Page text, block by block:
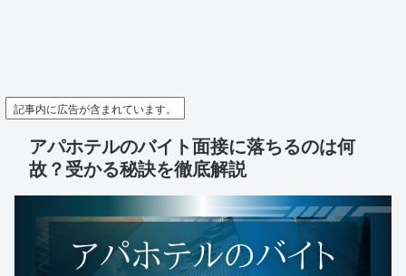
記事内に広告が含まれています。
アパホテルのバイト面接に落ちるのは何
故？受かる秘訣を徹底解説